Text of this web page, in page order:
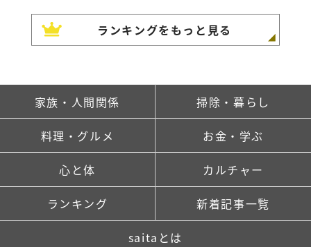
ランキングをもっと見る
家族・人間関係 掃除・暮らし
料理・グルメ お金・学ぶ
心と体 カルチャー
ランキング 新着記事一覧
saitaとは